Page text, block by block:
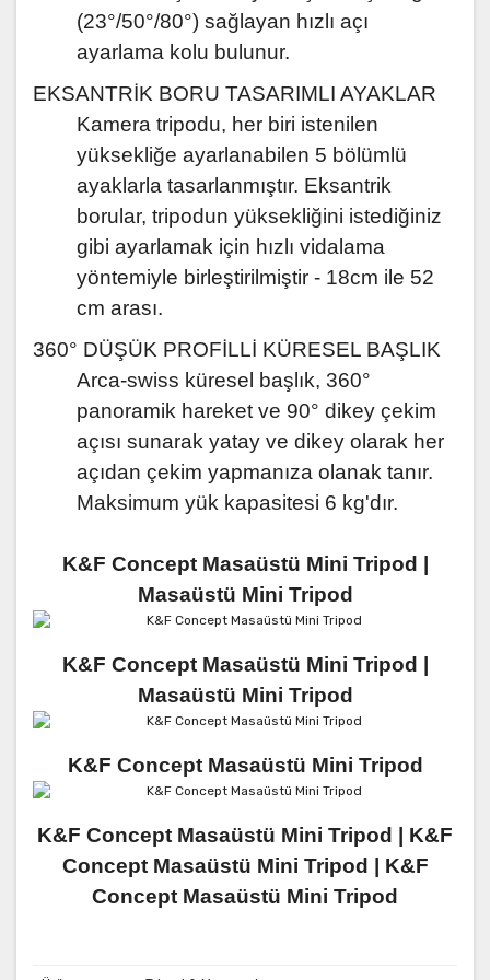
(23°/50°/80°) sağlayan hızlı açı
ayarlama kolu bulunur.
EKSANTRİK BORU TASARIMLI AYAKLAR
Kamera tripodu, her biri istenilen
yüksekliğe ayarlanabilen 5 bölümlü
ayaklarla tasarlanmıştır. Eksantrik
borular, tripodun yüksekliğini istediğiniz
gibi ayarlamak için hızlı vidalama
yöntemiyle birleştirilmiştir - 18cm ile 52
cm arası.
360° DÜŞÜK PROFİLLİ KÜRESEL BAŞLIK
Arca-swiss küresel başlık, 360°
panoramik hareket ve 90° dikey çekim
açısı sunarak yatay ve dikey olarak her
açıdan çekim yapmanıza olanak tanır.
Maksimum yük kapasitesi 6 kg'dır.
K&F Concept Masaüstü Mini Tripod |
Masaüstü Mini Tripod
K&F Concept Masaüstü Mini Tripod |
Masaüstü Mini Tripod
K&F Concept Masaüstü Mini Tripod
K&F Concept Masaüstü Mini Tripod | K&F
Concept Masaüstü Mini Tripod | K&F
Concept Masaüstü Mini Tripod